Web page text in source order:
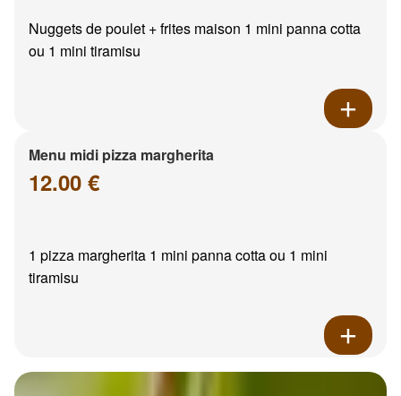
Nuggets de poulet + frites maison 1 mini panna cotta
ou 1 mini tiramisu
Menu midi pizza margherita
12.00 €
1 pizza margherita 1 mini panna cotta ou 1 mini
tiramisu